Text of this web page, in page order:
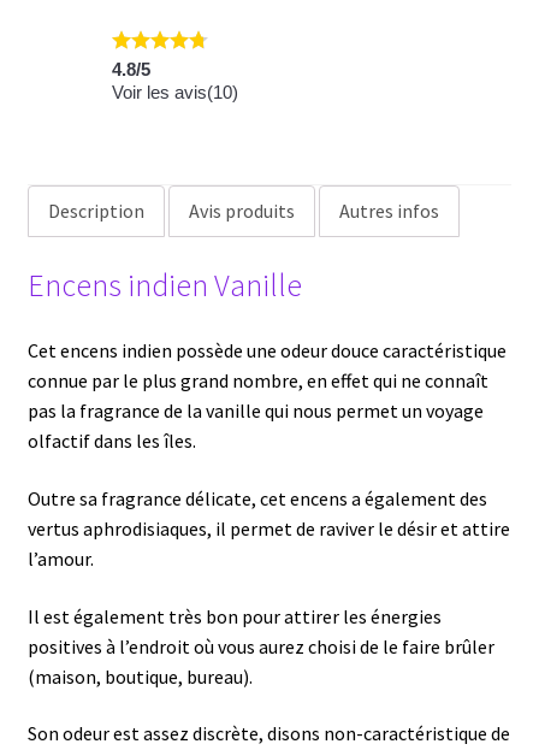
4.8/5
Voir les avis(10)
Description Avis produits Autres infos
Encens indien Vanille
Cet encens indien possède une odeur douce caractéristique
connue par le plus grand nombre, en effet qui ne connaît
pas la fragrance de la vanille qui nous permet un voyage
olfactif dans les îles.
Outre sa fragrance délicate, cet encens a également des
vertus aphrodisiaques, il permet de raviver le désir et attire
l’amour.
Il est également très bon pour attirer les énergies
positives à l’endroit où vous aurez choisi de le faire brûler
(maison, boutique, bureau).
Son odeur est assez discrète, disons non-caractéristique de